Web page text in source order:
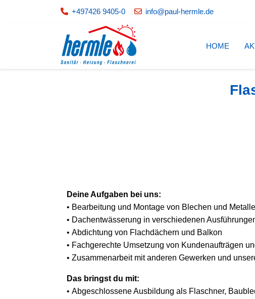
+497426 9405-0 info@paul-hermle.de
HOME
Deine Aufgaben bei uns:
• Bearbeitung und Montage von Blechen und
• Dachentwässerung in verschiedenen
• Abdichtung von Flachdächern und Balkon
• Fachgerechte Umsetzung von Kundenaufträgen
• Zusammenarbeit mit anderen Gewerken und
Das bringst du mit:
• Abgeschlossene Ausbildung als Flaschner,